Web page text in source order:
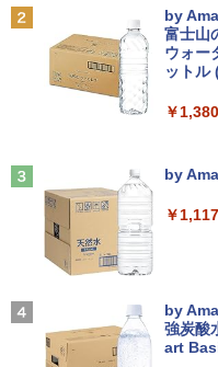
【マ
【
リ
る 7
ffice
備済
【全
1
第8
タッ
応
サブ
ワー
￥
で】
￥
ゼイ ]
￥
縄・
￥
4
ー＞
￥
Anker
￥5,990
ラック
￥14,990
レスイ
軽量
るーと
￥250
￥250
by
富士山
ウォー
ットル
￥1,380
by
￥1,117
by
強炭酸
art